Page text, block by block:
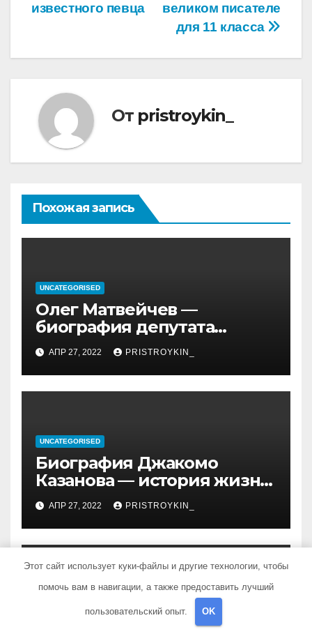
великом писателе
для 11 класса
известного певца
От pristroykin_
Похожая запись
UNCATEGORISED
Олег Матвейчев —
биография депутата
Госдумы, достижения и
политическая карьера
АПР 27, 2022 PRISTROYKIN_
UNCATEGORISED
Биография Джакомо
Казанова — история жизни
легендарного седуктора
АПР 27, 2022 PRISTROYKIN_
Раяз Фасихов —
Этот сайт использует куки-файлы и другие технологии, чтобы
помочь вам в навигации, а также предоставить лучший
пользовательский опыт. OK